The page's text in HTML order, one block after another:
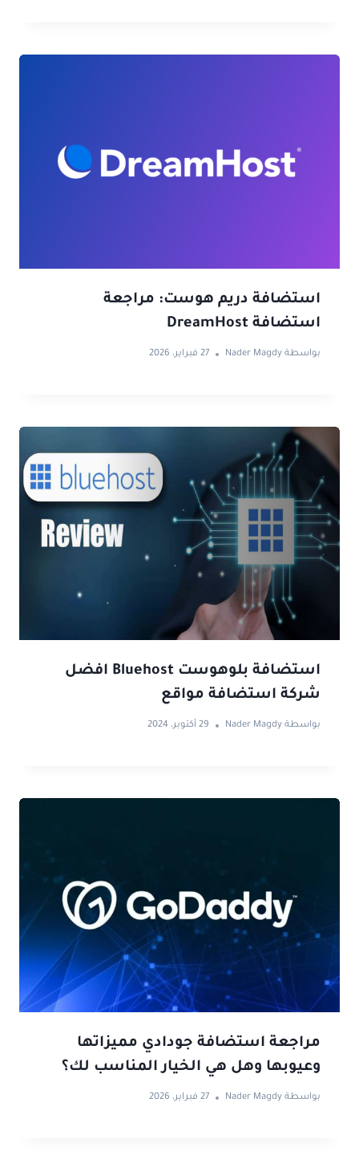
استضافة دريم هوست: مراجعة
استضافة DreamHost
بواسطة Nader Magdy 27 فبراير، 2026
استضافة بلوهوست Bluehost افضل
شركة استضافة مواقع
بواسطة Nader Magdy 29 أكتوبر، 2024
مراجعة استضافة جودادي مميزاتها
وعيوبها وهل هي الخيار المناسب لك؟
بواسطة Nader Magdy 27 فبراير، 2026